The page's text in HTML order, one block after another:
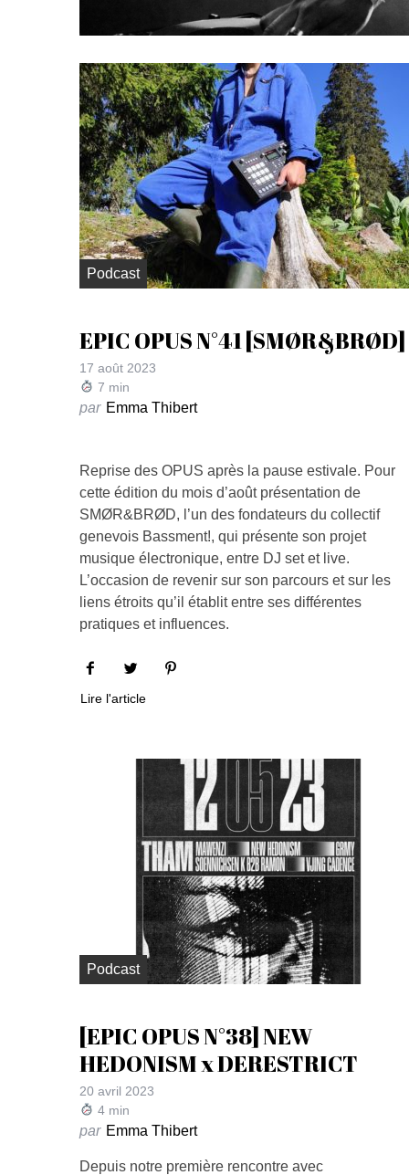
Podcast
EPIC OPUS N°41 [SMØR&BRØD]
17 août 2023
7 min
par Emma Thibert
Reprise des OPUS après la pause estivale. Pour
cette édition du mois d’août présentation de
SMØR&BRØD, l’un des fondateurs du collectif
genevois Bassment!, qui présente son projet
musique électronique, entre DJ set et live.
L’occasion de revenir sur son parcours et sur les
liens étroits qu’il établit entre ses différentes
pratiques et influences.
Lire l'article
Podcast
[EPIC OPUS N°38] NEW
HEDONISM x DERESTRICT
20 avril 2023
4 min
par Emma Thibert
Depuis notre première rencontre avec